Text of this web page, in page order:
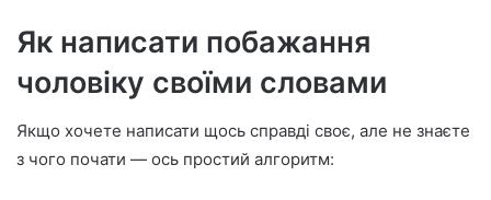
Як написати побажання
чоловіку своїми словами
Якщо хочете написати щось справді своє, але не знаєте
з чого почати — ось простий алгоритм: